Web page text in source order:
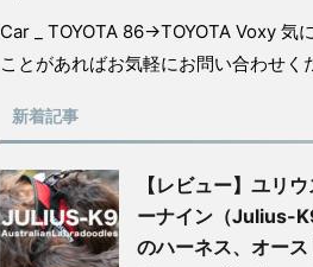
Car _ TOYOTA 86→TOYOTA Voxy 気
ことがあればお気軽にお問い合わせく
新着記事
【レビュー】ユリ
ーナイン（Julius-
のハーネス、オース